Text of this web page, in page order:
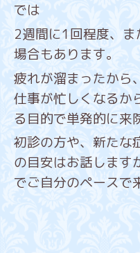
では
2週間に1回程度、
場合もあります。
疲れが溜まったから
仕事が忙しくなるか
る目的で単発的に来
初診の方や、新たな
の目安はお話します
でご自分のペースで